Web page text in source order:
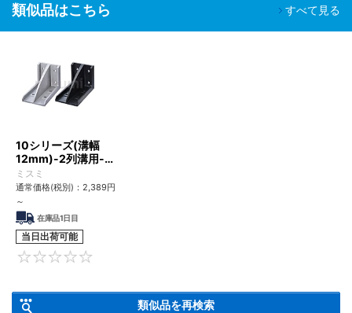
類似品はこちら すべて見る
10シリーズ(溝幅
12mm)-2列溝用-突
起付反転ブラケット
取付穴8個タイプ
ミスミ
通常価格(税別)： 2,389円
～
在庫品1日目
当日出荷可能
類似品を再検索